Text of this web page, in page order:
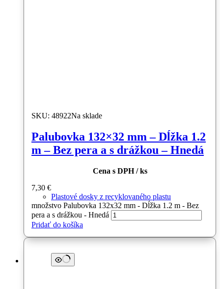
SKU: 48922Na sklade
Palubovka 132×32 mm – Dĺžka 1.2
m – Bez pera a s drážkou – Hnedá
Cena s DPH / ks
7,30 €
Plastové dosky z recyklovaného plastu
množstvo Palubovka 132x32 mm - Dĺžka 1.2 m - Bez
pera a s drážkou - Hnedá
Pridať do košíka